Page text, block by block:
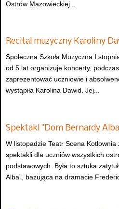
Ostrów Mazowieckiej...
Recital muzyczny Karoliny
Społeczna Szkoła Muzyczna I
od 5 lat organizuje koncerty,
zaprezentować uczniowie i
wystąpiła Karolina Dawid. Jej...
Spektakl "Dom Bernardy
W listopadzie Teatr Scena Kotłownia
spektakli dla uczniów wszystkich
podstawowych. Była to sztuka
Alba”, bazująca na dramacie